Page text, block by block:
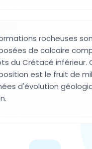
rocheuses
de calcaire
du Crétacé inférieur.
est le fruit de
d'évolution